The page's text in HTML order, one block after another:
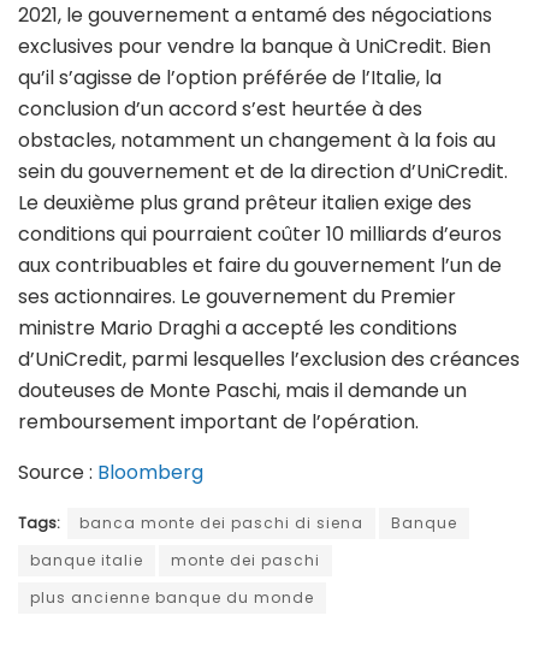
2021, le gouvernement a entamé des négociations
exclusives pour vendre la banque à UniCredit. Bien
qu’il s’agisse de l’option préférée de l’Italie, la
conclusion d’un accord s’est heurtée à des
obstacles, notamment un changement à la fois au
sein du gouvernement et de la direction d’UniCredit.
Le deuxième plus grand prêteur italien exige des
conditions qui pourraient coûter 10 milliards d’euros
aux contribuables et faire du gouvernement l’un de
ses actionnaires. Le gouvernement du Premier
ministre Mario Draghi a accepté les conditions
d’UniCredit, parmi lesquelles l’exclusion des créances
douteuses de Monte Paschi, mais il demande un
remboursement important de l’opération.
Source : Bloomberg
Tags: banca monte dei paschi di siena
Banque
banque italie
monte dei paschi
plus ancienne banque du monde